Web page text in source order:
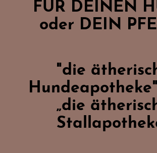
FÜR DEINEN
oder DEIN
"die
„die